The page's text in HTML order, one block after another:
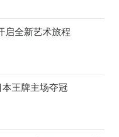
启全新艺术旅程
王牌主场夺冠